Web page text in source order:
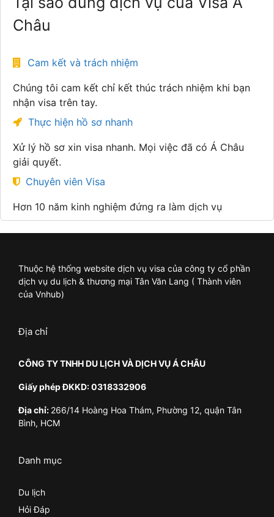
Châu
Cam kết và trách nhiệm
Chúng tôi cam kết chỉ kết thúc trách nhiệm khi bạn
nhận visa trên tay.
Thực hiện hồ sơ nhanh
Xử lý hồ sơ xin visa nhanh. Mọi việc đã có Á Châu
giải quyết.
Chuyên viên Visa
Hơn 10 năm kinh nghiệm đứng ra làm dịch vụ
Thuộc hệ thống website dịch vụ visa của công ty cổ phần
dịch vụ du lịch & thương mại Tân Văn Lang ( Thành viên
của Vnhub)
Địa chỉ
CÔNG TY TNHH DU LỊCH VÀ DỊCH VỤ Á CHÂU
Giấy phép ĐKKD: 0318332906
Địa chỉ: 266/14 Hoàng Hoa Thám, Phường 12, quận Tân
Bình, HCM
Danh mục
Du lịch
Hỏi Đáp